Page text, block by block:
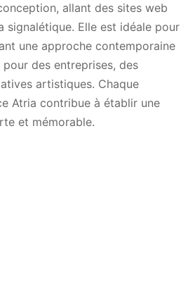
allant des sites web
signalétique. Elle est idéale pour
une approche contemporaine
des entreprises, des
artistiques. Chaque
Atria contribue à établir une
et mémorable.